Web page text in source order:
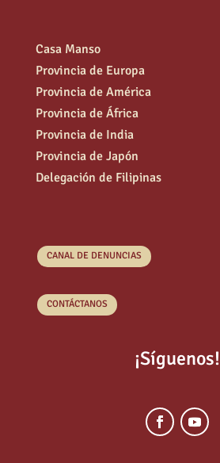
Casa Manso
Provincia de Europa
Provincia de América
Provincia de África
Provincia de India
Provincia de Japón
Delegación de Filipinas
CANAL DE DENUNCIAS
CONTÁCTANOS
¡Síguenos!